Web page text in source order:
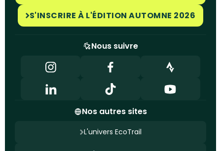
S'INSCRIRE À L'ÉDITION AUTOMNE 2026
Nous suivre
Nos autres sites
L'univers EcoTrail